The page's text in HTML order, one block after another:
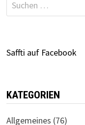
nach:
Saffti auf Facebook
KATEGORIEN
Allgemeines (76)